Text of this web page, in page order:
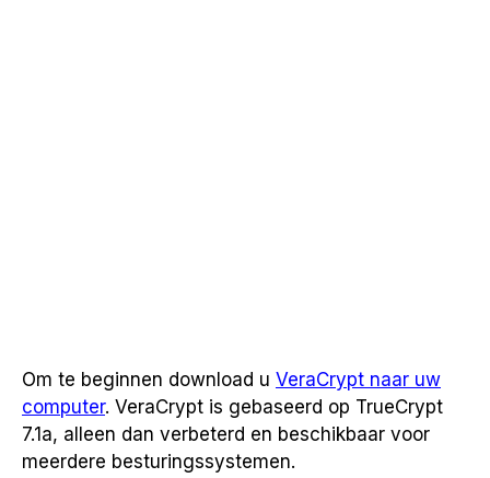
Om te beginnen download u VeraCrypt naar uw
computer. VeraCrypt is gebaseerd op TrueCrypt
7.1a, alleen dan verbeterd en beschikbaar voor
meerdere besturingssystemen.